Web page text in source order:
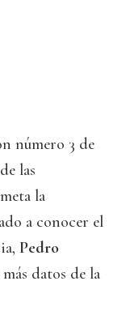
número 3 de
las
la
a conocer el
Pedro
datos de la